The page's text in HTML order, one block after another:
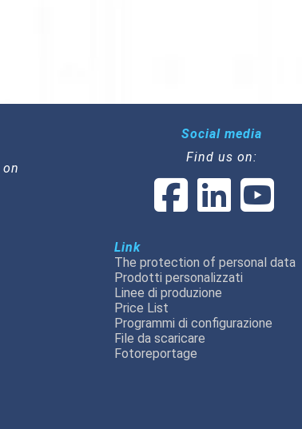
Social media
Find us on:
Link
The protection of personal data
Prodotti personalizzati
Linee di produzione
Price List
Programmi di configurazione
File da scaricare
Fotoreportage